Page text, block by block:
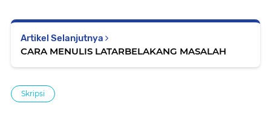
Artikel Selanjutnya
CARA MENULIS LATARBELAKANG MASALAH
Skripsi